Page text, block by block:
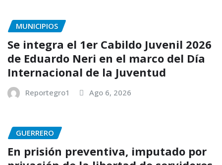
MUNICIPIOS
Se integra el 1er Cabildo Juvenil 2026
de Eduardo Neri en el marco del Día
Internacional de la Juventud
Reportegro1 Ago 6, 2026
GUERRERO
En prisión preventiva, imputado por